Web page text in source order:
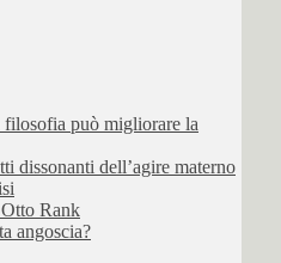
può migliorare la
dissonanti dell’agire materno
Rank
angoscia?